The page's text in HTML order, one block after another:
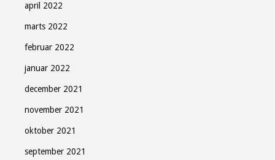
april 2022
marts 2022
februar 2022
januar 2022
december 2021
november 2021
oktober 2021
september 2021